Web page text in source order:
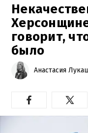
говорит,
было
Анастасия